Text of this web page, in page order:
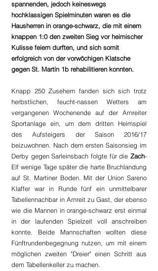
spannenden, jedoch keineswegs
hochklassigen Spielminuten waren es die
Hausherren in orange-schwarz, die mit einem
knappen 1:0 den zweiten Sieg vor heimischer
Kulisse feiern durften, und sich somit
erfolgreich von der vorwöchigen Klatsche
gegen St. Martin 1b rehabilitieren konnten.
Knapp 250 Zusehern fanden sich sich trotz
herbstlichen, feucht-nassen Wetters am
vergangenen Wochenende auf der Arnreiter
Sportanlage ein, um dem dritten Heimspiel
des Aufsteigers der Saison 2016/17
beizuwohnen. Nach dem ersten Saisonsieg im
Derby gegen Sarleinsbach folgte für die Zach-
Elf wenige Tage später die harte Bruchlandung
auf St. Martiner Boden. Mit der Union Sareno
Klaffer war in Runde fünf ein unmittelbarer
Tabellennachbar in Arnreit zu Gast, der ebenso
wie die Mannen in orange-schwarz erst einmal
in der laufenden Spielzeit voll anschreiben
konnte. Beide Mannschaften wollten diese
Fünftrundenbegegnung nutzen, um mit einem
möglichen zweiten "Dreier" einen Schritt aus
dem Tabellenkeller zu machen.